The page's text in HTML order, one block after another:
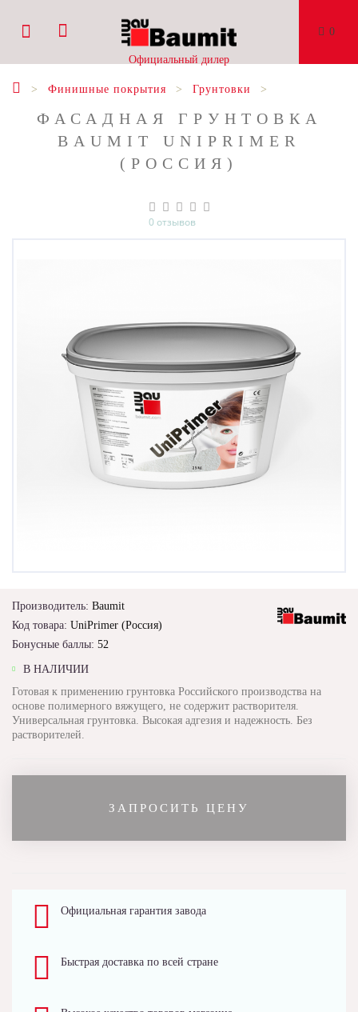
Официальный дилер
0
Финишные покрытия Грунтовки
ФАСАДНАЯ ГРУНТОВКА
BAUMIT UNIPRIMER
(РОССИЯ)
0 отзывов
Производитель: Baumit
Код товара: UniPrimer (Россия)
Бонусные баллы: 52
В НАЛИЧИИ
Готовая к применению грунтовка Российского производства на
основе полимерного вяжущего, не содержит растворителя.
Универсальная грунтовка. Высокая адгезия и надежность. Без
растворителей.
ЗАПРОСИТЬ ЦЕНУ
Официальная гарантия завода
Быстрая доставка по всей стране